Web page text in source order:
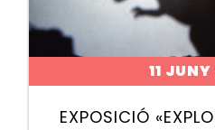
11
EXPOSICIÓ